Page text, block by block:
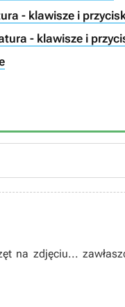
- klawisze i
- klawisze i
na zdjęciu...